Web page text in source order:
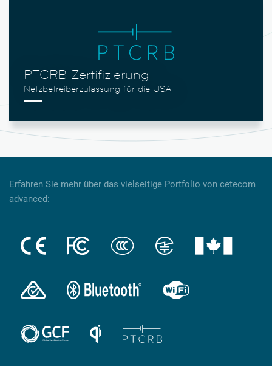
PTCRB Zertifizierung
Erfahren Sie mehr über das vielseitige Portfolio von cetecom
advanced: